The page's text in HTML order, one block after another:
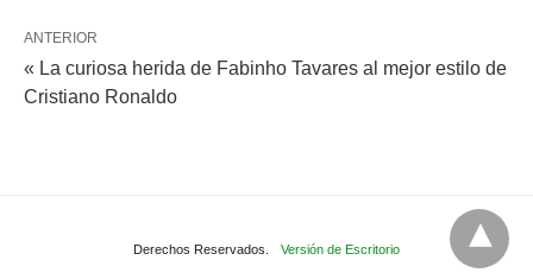
ANTERIOR
« La curiosa herida de Fabinho Tavares al mejor estilo de
Cristiano Ronaldo
Derechos Reservados. Versión de Escritorio